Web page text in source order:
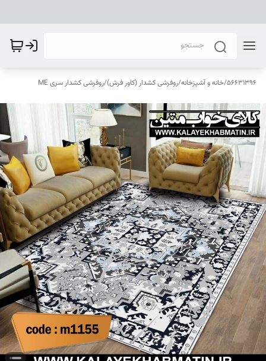
56631396
/خانه و آشپزخانه/روفرشی کشدار (کاور فرش)/روفرشی کشدار سری ME